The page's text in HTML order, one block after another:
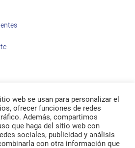
web se usan para personalizar el
ofrecer funciones de redes
Además, compartimos
que haga del sitio web con
sociales, publicidad y análisis
con otra información que